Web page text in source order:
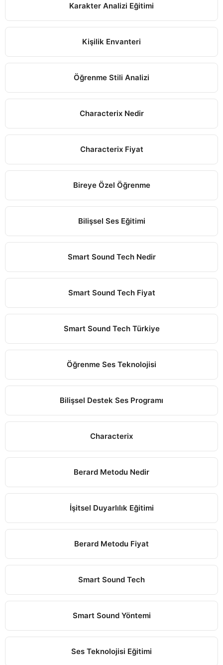
Karakter Analizi Eğitimi
Kişilik Envanteri
Öğrenme Stili Analizi
Characterix Nedir
Characterix Fiyat
Bireye Özel Öğrenme
Bilişsel Ses Eğitimi
Smart Sound Tech Nedir
Smart Sound Tech Fiyat
Smart Sound Tech Türkiye
Öğrenme Ses Teknolojisi
Bilişsel Destek Ses Programı
Characterix
Berard Metodu Nedir
İşitsel Duyarlılık Eğitimi
Berard Metodu Fiyat
Smart Sound Tech
Smart Sound Yöntemi
Ses Teknolojisi Eğitimi